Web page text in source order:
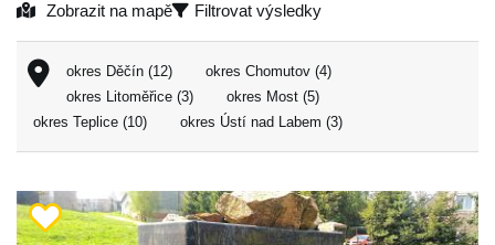
Zobrazit na mapě Filtrovat výsledky
okres Děčín (12)
okres Chomutov (4)
okres Litoměřice (3)
okres Most (5)
okres Teplice (10)
okres Ústí nad Labem (3)